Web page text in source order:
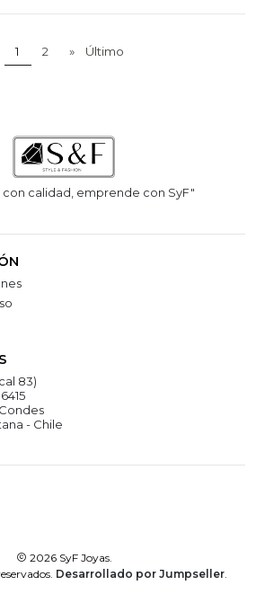
1 2 » Último
calidad, emprende con SyF"
83)
- Chile
2026 SyF Joyas.
Desarrollado por Jumpseller.